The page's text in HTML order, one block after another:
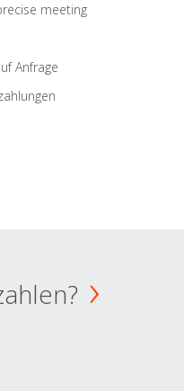
meeting
Anfrage